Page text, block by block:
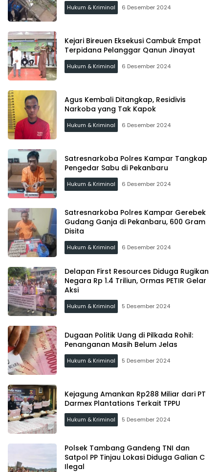
Hukum & Kriminal 6 Desember 2024
Kejari Bireuen Eksekusi Cambuk Empat
Terpidana Pelanggar Qanun Jinayat
Hukum & Kriminal 6 Desember 2024
Agus Kembali Ditangkap, Residivis
Narkoba yang Tak Kapok
Hukum & Kriminal 6 Desember 2024
Satresnarkoba Polres Kampar Tangkap
Pengedar Sabu di Pekanbaru
Hukum & Kriminal 6 Desember 2024
Satresnarkoba Polres Kampar Gerebek
Gudang Ganja di Pekanbaru, 600 Gram
Disita
Hukum & Kriminal 6 Desember 2024
Delapan First Resources Diduga Rugikan
Negara Rp 1.4 Triliun, Ormas PETIR Gelar
Aksi
Hukum & Kriminal 5 Desember 2024
Dugaan Politik Uang di Pilkada Rohil:
Penanganan Masih Belum Jelas
Hukum & Kriminal 5 Desember 2024
Kejagung Amankan Rp288 Miliar dari PT
Darmex Plantations Terkait TPPU
Hukum & Kriminal 5 Desember 2024
Polsek Tambang Gandeng TNI dan
Satpol PP Tinjau Lokasi Diduga Galian C
Ilegal